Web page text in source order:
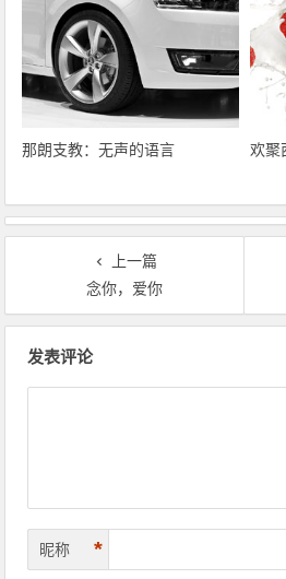
那朗支教：无声的语言 欢聚
上一篇
念你，爱你
发表评论
昵称 *